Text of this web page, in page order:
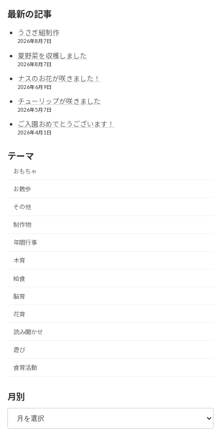
最新の記事
うさぎ組制作
2026年8月7日
夏野菜を収穫しました
2026年8月7日
ナスのお花が咲きました！
2026年6月9日
チューリップが咲きました
2026年5月7日
ご入園おめでとうございます！
2026年4月1日
テーマ
おもちゃ
お散歩
その他
制作物
年間行事
木育
給食
脳育
花育
読み聞かせ
遊び
食育活動
月別
月